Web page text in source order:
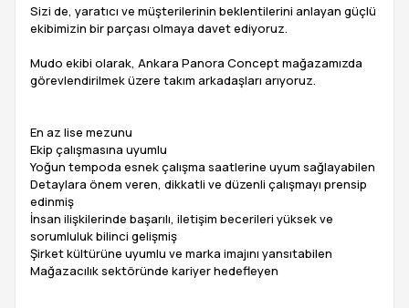
Sizi de, yaratıcı ve müşterilerinin beklentilerini anlayan güçlü
ekibimizin bir parçası olmaya davet ediyoruz.
Mudo ekibi olarak, Ankara Panora Concept mağazamızda
görevlendirilmek üzere takım arkadaşları arıyoruz.
En az lise mezunu
Ekip çalışmasına uyumlu
Yoğun tempoda esnek çalışma saatlerine uyum sağlayabilen
Detaylara önem veren, dikkatli ve düzenli çalışmayı prensip
edinmiş
İnsan ilişkilerinde başarılı, iletişim becerileri yüksek ve
sorumluluk bilinci gelişmiş
Şirket kültürüne uyumlu ve marka imajını yansıtabilen
Mağazacılık sektöründe kariyer hedefleyen